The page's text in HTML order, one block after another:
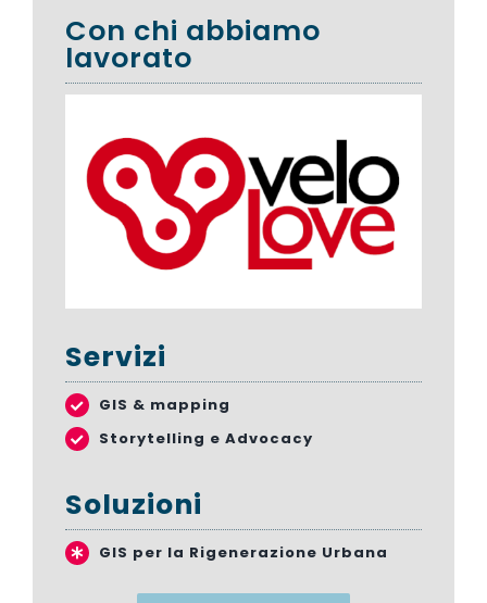
Con chi abbiamo
lavorato
Servizi
GIS & mapping
Storytelling e Advocacy
Soluzioni
GIS per la Rigenerazione Urbana